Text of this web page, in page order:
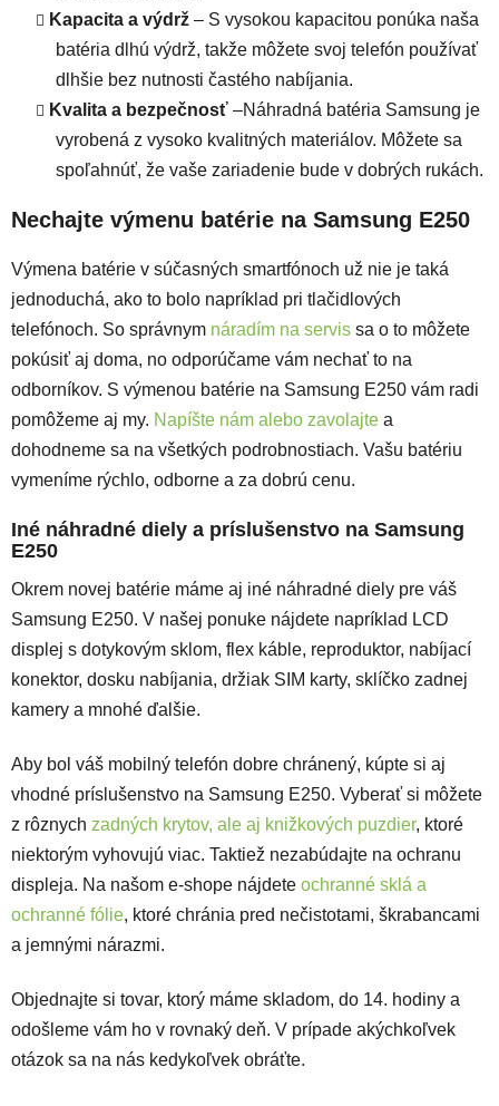
Kapacita a výdrž – S vysokou kapacitou ponúka naša
batéria dlhú výdrž, takže môžete svoj telefón používať
dlhšie bez nutnosti častého nabíjania.
Kvalita a bezpečnosť –Náhradná batéria Samsung je
vyrobená z vysoko kvalitných materiálov. Môžete sa
spoľahnúť, že vaše zariadenie bude v dobrých rukách.
Nechajte výmenu batérie na Samsung E250
Výmena batérie v súčasných smartfónoch už nie je taká
jednoduchá, ako to bolo napríklad pri tlačidlových
telefónoch. So správnym náradím na servis sa o to môžete
pokúsiť aj doma, no odporúčame vám nechať to na
odborníkov. S výmenou batérie na Samsung E250 vám radi
pomôžeme aj my. Napíšte nám alebo zavolajte a
dohodneme sa na všetkých podrobnostiach. Vašu batériu
vymeníme rýchlo, odborne a za dobrú cenu.
Iné náhradné diely a príslušenstvo na Samsung
E250
Okrem novej batérie máme aj iné náhradné diely pre váš
Samsung E250. V našej ponuke nájdete napríklad LCD
displej s dotykovým sklom, flex káble, reproduktor, nabíjací
konektor, dosku nabíjania, držiak SIM karty, sklíčko zadnej
kamery a mnohé ďalšie.
Aby bol váš mobilný telefón dobre chránený, kúpte si aj
vhodné príslušenstvo na Samsung E250. Vyberať si môžete
z rôznych zadných krytov, ale aj knižkových puzdier, ktoré
niektorým vyhovujú viac. Taktiež nezabúdajte na ochranu
displeja. Na našom e-shope nájdete ochranné sklá a
ochranné fólie, ktoré chránia pred nečistotami, škrabancami
a jemnými nárazmi.
Objednajte si tovar, ktorý máme skladom, do 14. hodiny a
odošleme vám ho v rovnaký deň. V prípade akýchkoľvek
otázok sa na nás kedykoľvek obráťte.